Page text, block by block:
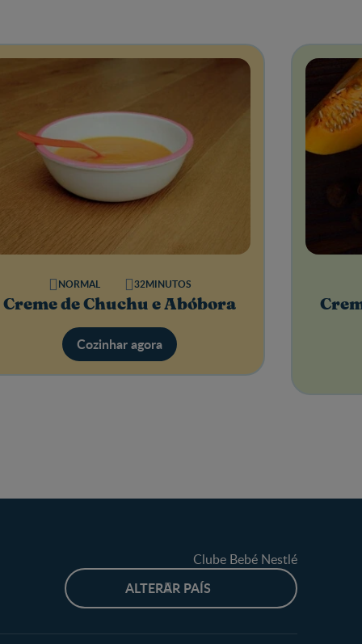
Creme de Chuchu e Abóbora
NORMAL 32MINUTOS
Cozinhar agora
Clube Bebé Nestlé
ALTERAR PAÍS